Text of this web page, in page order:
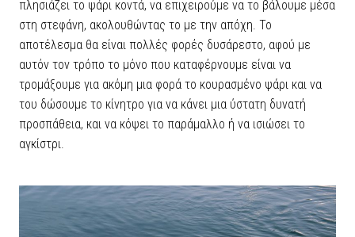
πλησιάζει το ψάρι κοντά, να επιχειρούμε να το βάλουμε μέσα
στη στεφάνη, ακολουθώντας το με την απόχη. Το
αποτέλεσμα θα είναι πολλές φορές δυσάρεστο, αφού με
αυτόν τον τρόπο το μόνο που καταφέρνουμε είναι να
τρομάξουμε για ακόμη μια φορά το κουρασμένο ψάρι και να
του δώσουμε το κίνητρο για να κάνει μια ύστατη δυνατή
προσπάθεια, και να κόψει το παράμαλλο ή να ισιώσει το
αγκίστρι.